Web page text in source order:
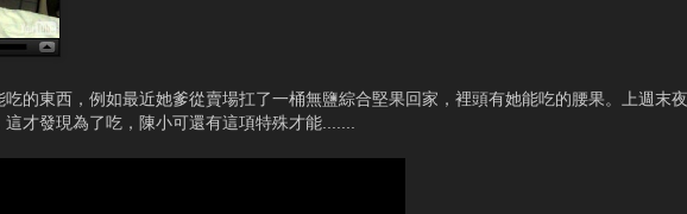
的東西，例如最近她爹從賣場扛了一桶無鹽綜合堅果回家，裡頭有她能吃的腰果。上週末
才發現為了吃，陳小可還有這項特殊才能.......